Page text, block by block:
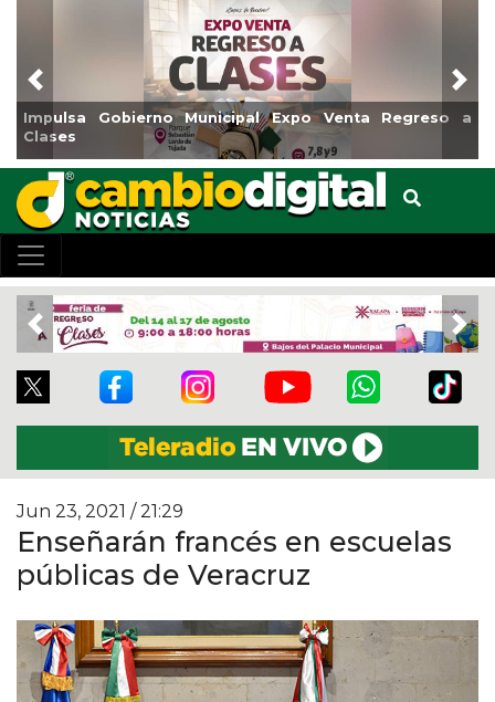
Gobierno Municipal Expo Venta Regreso a
Previous
Previous
Jun 23, 2021 / 21:29
Enseñarán francés en escuelas
públicas de Veracruz